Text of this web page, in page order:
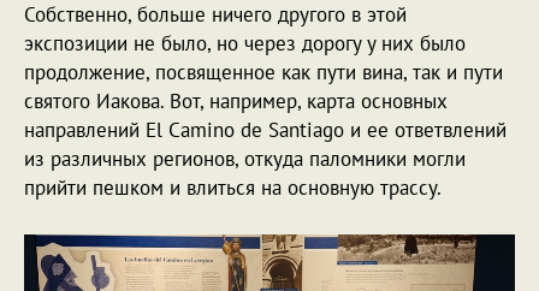
Собственно, больше ничего другого в этой
экспозиции не было, но через дорогу у них было
продолжение, посвященное как пути вина, так и пути
святого Иакова. Вот, например, карта основных
направлений El Camino de Santiago и ее ответвлений
из различных регионов, откуда паломники могли
прийти пешком и влиться на основную трассу.